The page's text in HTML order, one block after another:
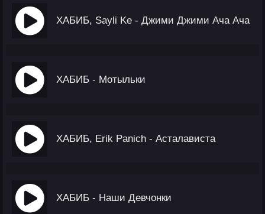
ХАБИБ, Sayli Ke - Джими Джими Ача Ача
ХАБИБ - Мотыльки
ХАБИБ, Erik Panich - Асталависта
ХАБИБ - Наши Девчонки